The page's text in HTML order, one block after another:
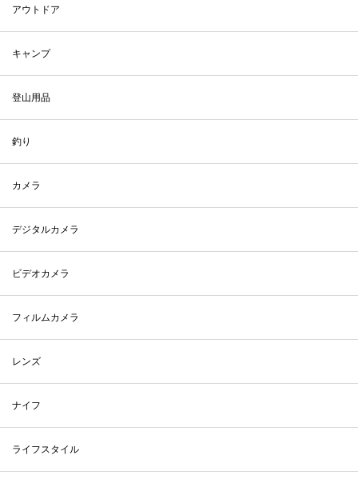
アウトドア
キャンプ
登山用品
釣り
カメラ
デジタルカメラ
ビデオカメラ
フィルムカメラ
レンズ
ナイフ
ライフスタイル